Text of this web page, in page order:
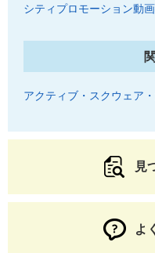
シティプロモーション動画
アクティブ・スクウェア
見
よ